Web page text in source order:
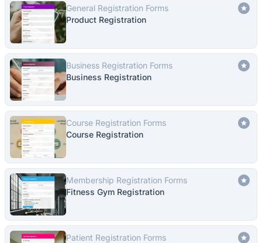
General Registration Forms
Product Registration
Business Registration Forms
Business Registration
Course Registration Forms
Course Registration
Membership Registration Forms
Fitness Gym Registration
Patient Registration Forms